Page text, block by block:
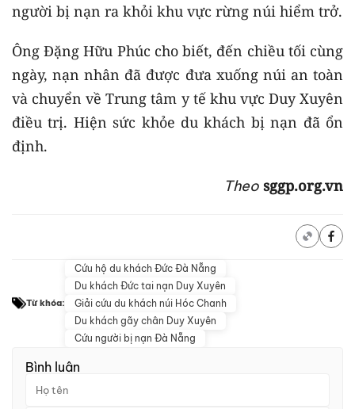
người bị nạn ra khỏi khu vực rừng núi hiểm trở.
Ông Đặng Hữu Phúc cho biết, đến chiều tối cùng
ngày, nạn nhân đã được đưa xuống núi an toàn
và chuyển về Trung tâm y tế khu vực Duy Xuyên
điều trị. Hiện sức khỏe du khách bị nạn đã ổn
định.
Theo sggp.org.vn
Từ khóa:
Cứu hộ du khách Đức Đà Nẵng
Du khách Đức tai nạn Duy Xuyên
Giải cứu du khách núi Hóc Chanh
Du khách gãy chân Duy Xuyên
Cứu người bị nạn Đà Nẵng
Bình luận